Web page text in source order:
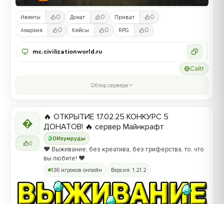
Ивенты 0 Донат 0 Приват 0
Анархия 0 Кейсы 0 RPG 0
mc.civilizationworld.ru
Сайт
Обзор сервера

0
0Изумруды
🔥 ОТКРЫТИЕ 17.02.25 КОНКУРС 5
ДОНАТОВ! 🔥 сервер Майнкрафт
❤️ Выживание, без креатива, без гриферства, то, что
вы любите! ❤️
136 игроков онлайн Версия: 1.21.2